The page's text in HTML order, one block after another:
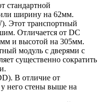
стандартной
ширину на 62мм.
Этот транспортный
Отличается от DC
и высотой на 305мм.
модуль с дверями с
существенно сократить
В отличие от
него стены выше на